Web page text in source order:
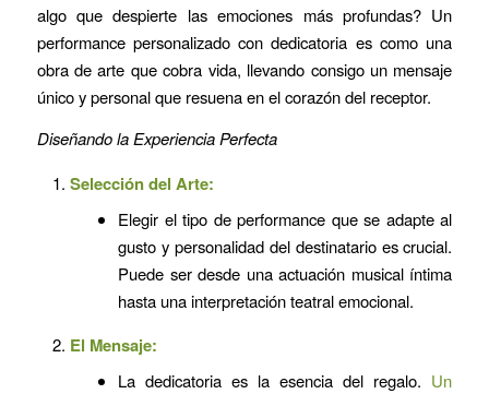
algo que despierte las emociones más profundas? Un
performance personalizado con dedicatoria es como una
obra de arte que cobra vida, llevando consigo un mensaje
único y personal que resuena en el corazón del receptor.
Diseñando la Experiencia Perfecta
Selección del Arte:
Elegir el tipo de performance que se adapte al
gusto y personalidad del destinatario es crucial.
Puede ser desde una actuación musical íntima
hasta una interpretación teatral emocional.
El Mensaje:
La dedicatoria es la esencia del regalo. Un